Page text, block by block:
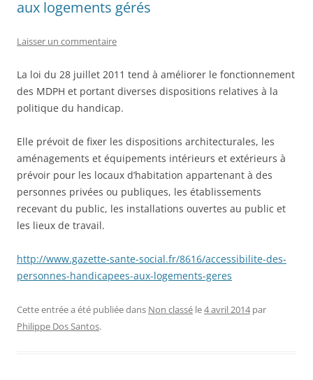
aux logements gérés
Laisser un commentaire
La loi du 28 juillet 2011 tend à améliorer le fonctionnement
des MDPH et portant diverses dispositions relatives à la
politique du handicap.
Elle prévoit de fixer les dispositions architecturales, les
aménagements et équipements intérieurs et extérieurs à
prévoir pour les locaux d’habitation appartenant à des
personnes privées ou publiques, les établissements
recevant du public, les installations ouvertes au public et
les lieux de travail.
http://www.gazette-sante-social.fr/8616/accessibilite-des-
personnes-handicapees-aux-logements-geres
Cette entrée a été publiée dans Non classé le4 avril 2014 par
Philippe Dos Santos.